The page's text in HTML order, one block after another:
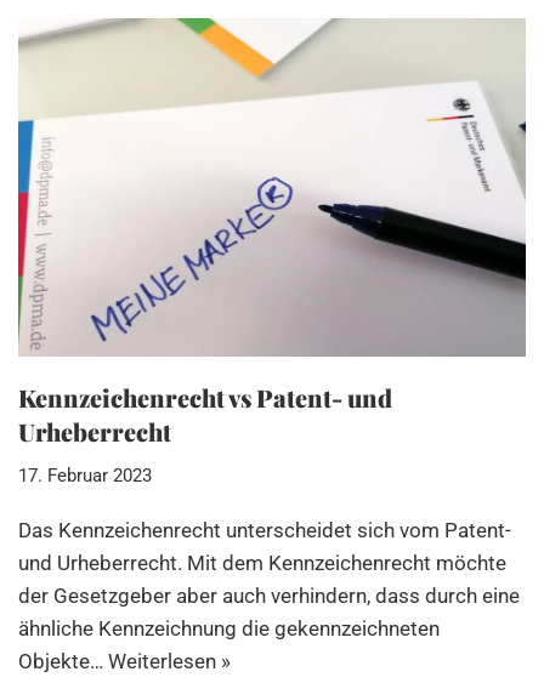
Kennzeichenrecht vs Patent- und
Urheberrecht
17. Februar 2023
Das Kennzeichenrecht unterscheidet sich vom Patent-
und Urheberrecht. Mit dem Kennzeichenrecht möchte
der Gesetzgeber aber auch verhindern, dass durch eine
ähnliche Kennzeichnung die gekennzeichneten
Objekte… Weiterlesen »